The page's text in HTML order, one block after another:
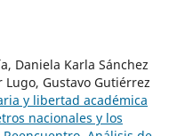
Daniela Karla Sánchez
Lugo, Gustavo Gutiérrez
y libertad académica
nacionales y los